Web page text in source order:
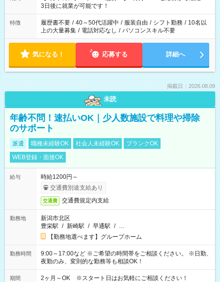
ね。 ※Wワーク希望の方へ 今ご覧のお仕事で希望する勤務時間
と、もう1つのお仕事の勤務時間。 合計で週40時間を超える場
合は応募できません。
3日後に就業が可能です！
特徴 履歴書不要 / 40～50代活躍中 / 服装自由 / シフト勤務 / 10名以
上の大量募集 / 電話対応なし / パソコンスキル不要
気になる！ 応募する 詳細へ
掲載日：2026.08.09
未読
年齢不問！速払いOK｜少人数施設で料理や掃除
のサポート
派遣 職種未経験OK 社会人未経験OK
ブランクOK
WEB登録・面接OK
給与
時給1200円～
交通費別途支給あり
交通費 交通費規定内支給
勤務地
新潟市北区
豊栄駅 / 新崎駅 / 早通駅 / …
【勤務地選べます】グループホーム
勤務時間
9:00～17:00など ※ご希望の時間帯をご相談ください。 ※日勤、
夜勤のみ、変則的な勤務等も相談OK！
期間 2ヶ月～OK ※スタート日はお気軽にご相談ください！